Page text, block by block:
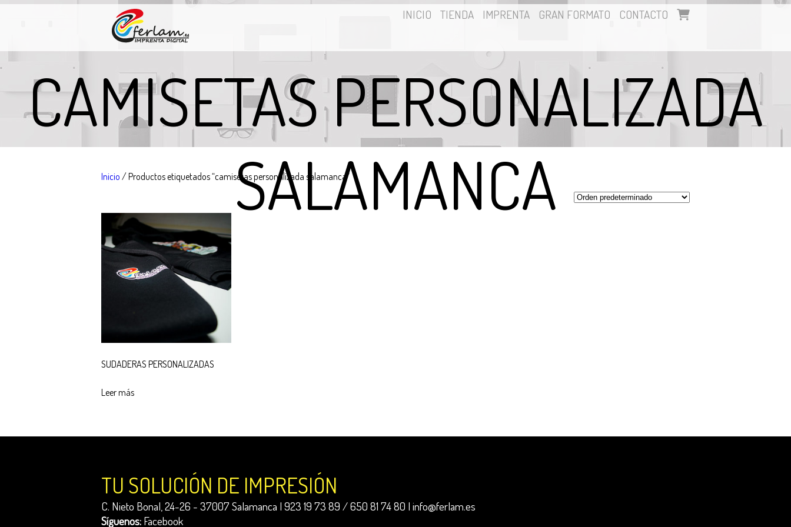
INICIO TIENDA IMPRENTA GRAN FORMATO CONTACTO
CAMISETAS PERSONALIZADA
SALAMANCA
Inicio / Productos etiquetados “camisetas personalizada salamanca”
SUDADERAS PERSONALIZADAS
Leer más
TU SOLUCIÓN DE IMPRESIÓN
C. Nieto Bonal, 24-26 - 37007 Salamanca | 923 19 73 89 / 650 81 74 80 | info@ferlam.es
Síguenos: Facebook